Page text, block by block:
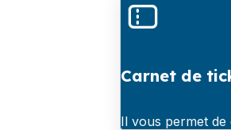
Carnet de
Il vous permet